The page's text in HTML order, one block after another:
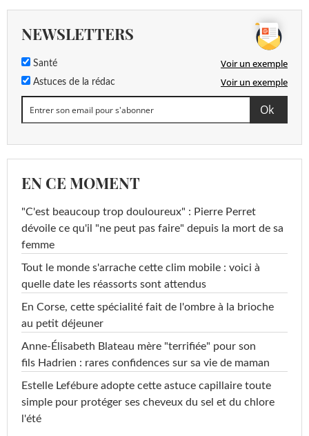
NEWSLETTERS
Santé Voir un exemple
Astuces de la rédac Voir un exemple
EN CE MOMENT
"C'est beaucoup trop douloureux" : Pierre Perret
dévoile ce qu'il "ne peut pas faire" depuis la mort de sa
femme
Tout le monde s'arrache cette clim mobile : voici à
quelle date les réassorts sont attendus
En Corse, cette spécialité fait de l'ombre à la brioche
au petit déjeuner
Anne-Élisabeth Blateau mère "terrifiée" pour son
fils Hadrien : rares confidences sur sa vie de maman
Estelle Lefébure adopte cette astuce capillaire toute
simple pour protéger ses cheveux du sel et du chlore
l'été